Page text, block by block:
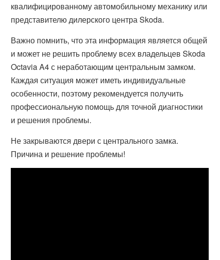
квалифицированному автомобильному механику или
представителю дилерского центра Skoda.
Важно помнить, что эта информация является общей
и может не решить проблему всех владельцев Skoda
Octavia A4 с неработающим центральным замком.
Каждая ситуация может иметь индивидуальные
особенности, поэтому рекомендуется получить
профессиональную помощь для точной диагностики
и решения проблемы.
Не закрываются двери с центрального замка.
Причина и решение проблемы!